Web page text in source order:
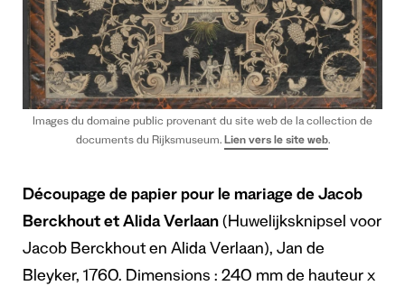
Images du domaine public provenant du site web de la collection de
documents du Rijksmuseum. Lien vers le site web.
Découpage de papier pour le mariage de Jacob
Berckhout et Alida Verlaan (Huwelijksknipsel voor
Jacob Berckhout en Alida Verlaan), Jan de
Bleyker, 1760. Dimensions : 240 mm de hauteur x